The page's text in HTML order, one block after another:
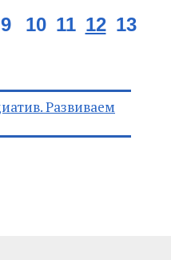
9 10 11 12 13
Развиваем